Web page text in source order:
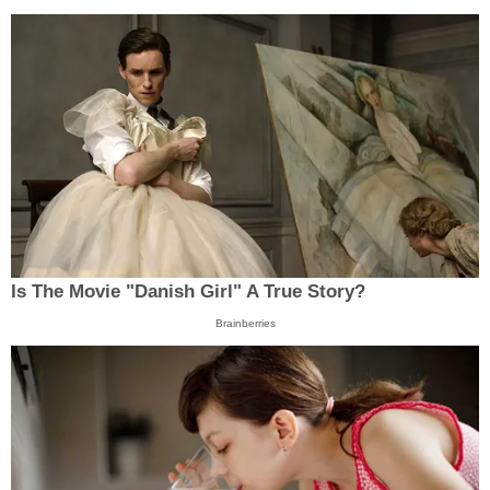
Is The Movie "Danish Girl" A True Story?
Brainberries